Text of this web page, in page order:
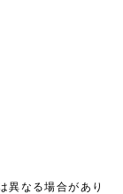
異なる場合があり